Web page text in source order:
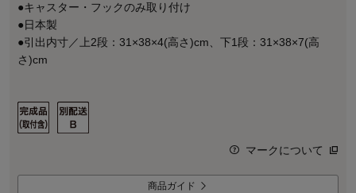
●キャスター・フックのみ取り付け
●日本製
●引出内寸／上2段：31×38×4(高さ)cm、下1段：31×38×7(高
さ)cm
マークについて
商品ガイド